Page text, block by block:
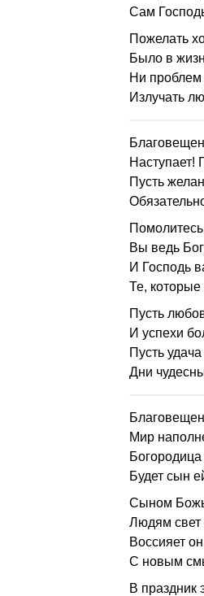
Сам
Пожелать
Было в
Ни проблем
Излучать
Наступает!
Пусть
Вы ведь
И Господь
Те,
Пусть
И успехи
Пусть
Дни
Мир
Богородица
Будет сын
Сыном
Людям свет
Воссияет
С новым
В праздник